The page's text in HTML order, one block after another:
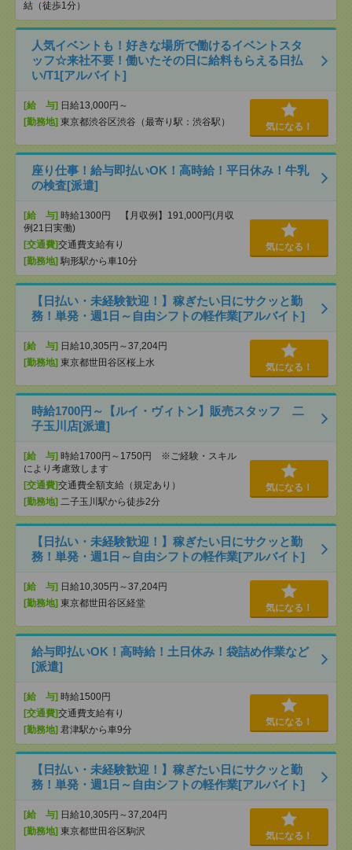
結（徒歩1分）
人気イベントも！好きな場所で働けるイベントスタ
ッフ☆来社不要！働いたその日に給料もらえる日払
い/T1[アルバイト]
[給 与] 日給13,000円～
[勤務地] 東京都渋谷区渋谷（最寄り駅：渋谷駅） 気になる！
座り仕事！給与即払いOK！高時給！平日休み！牛乳
の検査[派遣]
[給 与] 時給1300円 【月収例】191,000円(月収
例21日実働)
[交通費]交通費支給有り
[勤務地] 駒形駅から車10分
気になる！
【日払い・未経験歓迎！】稼ぎたい日にサクッと勤
務！単発・週1日～自由シフトの軽作業[アルバイト]
[給 与] 日給10,305円～37,204円
[勤務地] 東京都世田谷区桜上水 気になる！
時給1700円～【ルイ・ヴィトン】販売スタッフ 二
子玉川店[派遣]
[給 与] 時給1700円～1750円 ※ご経験・スキル
により考慮致します
[交通費]交通費全額支給（規定あり）
[勤務地] 二子玉川駅から徒歩2分
気になる！
【日払い・未経験歓迎！】稼ぎたい日にサクッと勤
務！単発・週1日～自由シフトの軽作業[アルバイト]
[給 与] 日給10,305円～37,204円
[勤務地] 東京都世田谷区経堂 気になる！
給与即払いOK！高時給！土日休み！袋詰め作業など
[派遣]
[給 与] 時給1500円
[交通費]交通費支給有り
[勤務地] 君津駅から車9分
気になる！
【日払い・未経験歓迎！】稼ぎたい日にサクッと勤
務！単発・週1日～自由シフトの軽作業[アルバイト]
[給 与] 日給10,305円～37,204円
[勤務地] 東京都世田谷区駒沢 気になる！